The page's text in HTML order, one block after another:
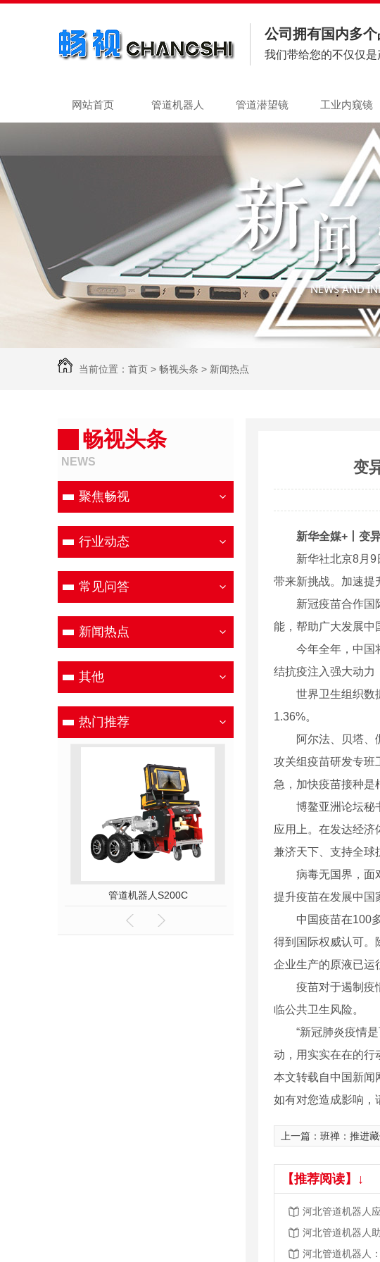
公司拥有国内多
我们带给您的不仅仅
网站首页 管道机器人 管道潜望镜 工业内窥镜
当前位置： 首页 > 畅视头条 > 新闻热点
畅视头条
NEWS
聚焦畅视
行业动态
常见问答
新闻热点
其他
热门推荐
管道机器人S200C 管道机器人S300E
变
新华全媒+丨变
新华社北京8月9日
带来新挑战。加速提
新冠疫苗合作国际
能，帮助广大发展中
今年全年，中国将
结抗疫注入强大动力
世界卫生组织数据
1.36%。
阿尔法、贝塔、伽
攻关组疫苗研发专班
急，加快疫苗接种是
博鳌亚洲论坛秘书
应用上。在发达经济
兼济天下、支持全球
病毒无国界，面对
提升疫苗在发展中国
中国疫苗在100多
得到国际权威认可。
企业生产的原液已运
疫苗对于遏制疫情
临公共卫生风险。
“新冠肺炎疫情是
动，用实实在在的行
本文转载自中国新闻
如有对您造成影响，
上一篇： 班禅：推进藏传佛教
【推荐阅读】↓
河北管道机器人
河北管道机器人
河北管道机器人